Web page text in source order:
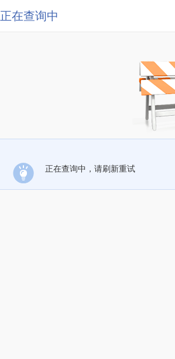
正在查询中
正在查询中，请刷新重试